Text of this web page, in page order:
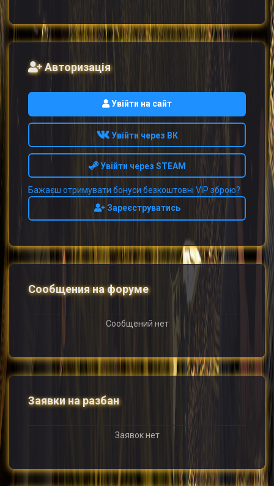
Авторизація
Увійти на сайт
Увійти через ВК
Увійти через STEAM
Бажаєш отримувати бонуси безкоштовні VIP зброю?
Зареєструватись
Сообщения на форуме
Сообщений нет
Заявки на разбан
Заявок нет